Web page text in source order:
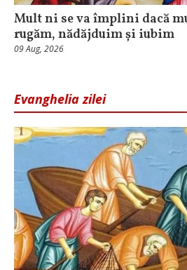
Mult ni se va împlini dacă
rugăm, nădăjduim și iubim
09 Aug, 2026
Evanghelia zilei